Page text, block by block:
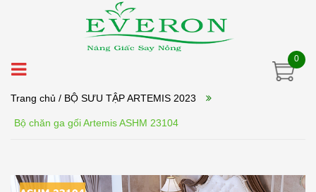
0
Trang chủ / BỘ SƯU TẬP ARTEMIS 2023
Bộ chăn ga gối Artemis ASHM 23104